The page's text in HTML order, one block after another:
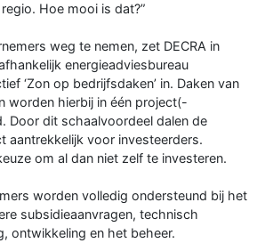
Hoe mooi is dat?”
weg te nemen, zet DECRA in
energieadviesbureau
‘Zon op bedrijfsdaken’ in. Daken van
worden hierbij in één project(-
Door dit schaalvoordeel dalen de
aantrekkelijk voor investeerders.
om al dan niet zelf te investeren.
worden volledig ondersteund bij het
subsidieaanvragen, technisch
ontwikkeling en het beheer.